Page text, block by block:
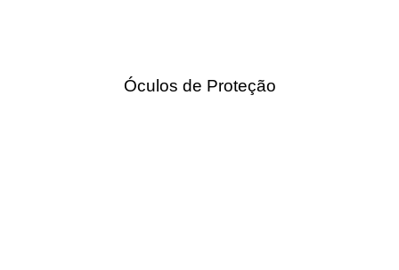
Óculos de Proteção